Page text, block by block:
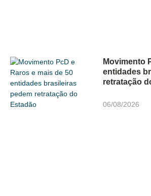
Movimento
entidades
retratação
06/08/2026